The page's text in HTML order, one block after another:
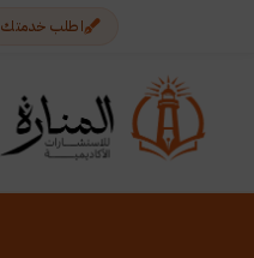
اطلب خدمتك